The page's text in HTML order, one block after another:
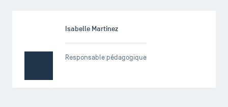
Isabelle Martinez
Responsable pédagogique